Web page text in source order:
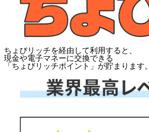
ちょびリッチを経由して利用すると、
現金や電子マネーに交換できる
「 ちょびリッチポイント 」が貯まります。